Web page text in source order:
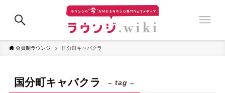
会員制ラウンジ 国分町キャバクラ
国分町キャバクラ – tag –